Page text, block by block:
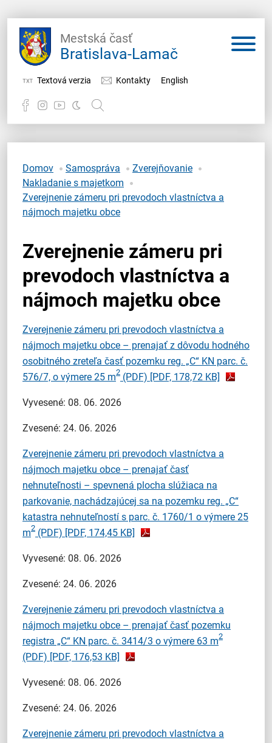
Mestská časť
Bratislava-Lamač
Textová verzia Kontakty English
Samospráva
Miestny úrad
O Lamači
Domov Samospráva
Zverejňovanie
Nakladanie s majetkom
Zverejnenie zámeru pri prevodoch vlastníctva a
nájmoch majetku obce
Zverejnenie zámeru pri
prevodoch vlastníctva a
nájmoch majetku obce
Zverejnenie zámeru pri prevodoch vlastníctva a
nájmoch majetku obce – prenajať z dôvodu hodného
osobitného zreteľa časť pozemku reg. „C“ KN parc. č.
576/7, o výmere 25 m2 (PDF) [PDF, 178,72 KB]
Vyvesené: 08. 06. 2026
Zvesené: 24. 06. 2026
Zverejnenie zámeru pri prevodoch vlastníctva a
nájmoch majetku obce – prenajať časť
nehnuteľnosti – spevnená plocha slúžiaca na
parkovanie, nachádzajúcej sa na pozemku reg. „C“
katastra nehnuteľností s parc. č. 1760/1 o výmere 25
m2 (PDF) [PDF, 174,45 KB]
Vyvesené: 08. 06. 2026
Zvesené: 24. 06. 2026
Zverejnenie zámeru pri prevodoch vlastníctva a
nájmoch majetku obce – prenajať časť pozemku
registra „C“ KN parc. č. 3414/3 o výmere 63 m2
(PDF) [PDF, 176,53 KB]
Vyvesené: 08. 06. 2026
Zvesené: 24. 06. 2026
Zverejnenie zámeru pri prevodoch vlastníctva a